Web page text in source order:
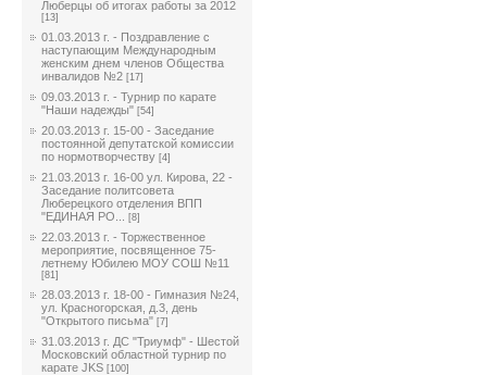
Люберцы об итогах работы за 2012
[13]
01.03.2013 г. - Поздравление с
наступающим Международным
женским днем членов Общества
инвалидов №2 [17]
09.03.2013 г. - Турнир по карате
"Наши надежды" [54]
20.03.2013 г. 15-00 - Заседание
постоянной депутатской комиссии
по нормотворчеству [4]
21.03.2013 г. 16-00 ул. Кирова, 22 -
Заседание политсовета
Люберецкого отделения ВПП
"ЕДИНАЯ РО...
[8]
22.03.2013 г. - Торжественное
мероприятие, посвященное 75-
летнему Юбилею МОУ СОШ №11
[81]
28.03.2013 г. 18-00 - Гимназия №24,
ул. Красногорская, д.3, день
"Открытого письма" [7]
31.03.2013 г. ДС "Триумф" - Шестой
Московский областной турнир по
карате JKS [100]